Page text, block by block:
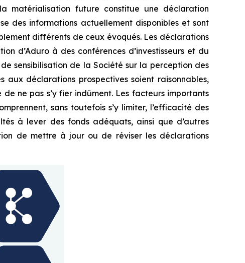
matérialisation future constitue une déclaration
des informations actuellement disponibles et sont
différents de ceux évoqués. Les déclarations
d’Aduro à des conférences d’investisseurs et du
sensibilisation de la Société sur la perception des
aux déclarations prospectives soient raisonnables,
ne pas s’y fier indûment. Les facteurs importants
sans toutefois s’y limiter, l’efficacité des
à lever des fonds adéquats, ainsi que d’autres
de mettre à jour ou de réviser les déclarations